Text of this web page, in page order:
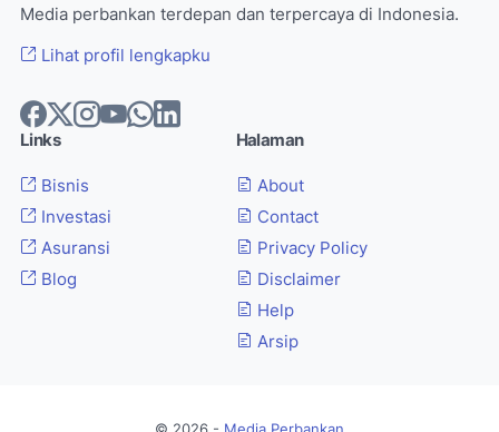
Media perbankan terdepan dan terpercaya di Indonesia.
Lihat profil lengkapku
Links
Bisnis
Investasi
Asuransi
Blog
Halaman
About
Contact
Privacy Policy
Disclaimer
Help
Arsip